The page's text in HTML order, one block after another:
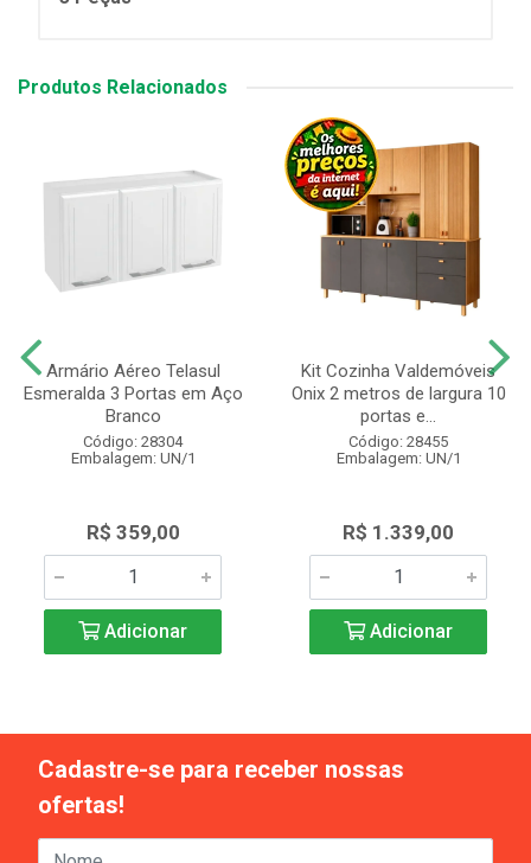
Produtos Relacionados
Armário Aéreo Telasul
Esmeralda 3 Portas em Aço
Branco
Código: 28304
Embalagem: UN/1
R$ 359,00
Adicionar
Kit Cozinha Valdemóveis
Onix 2 metros de largura 10
portas e...
Código: 28455
Embalagem: UN/1
R$ 1.339,00
Adicionar
Cadastre-se para receber nossas
ofertas!